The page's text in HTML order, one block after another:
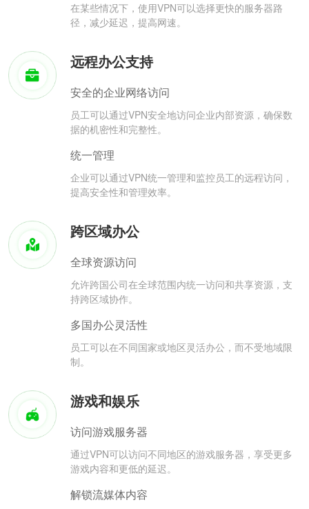
在某些情况下，使用VPN可以选择更快的服务器路
径，减少延迟，提高网速。
远程办公支持
安全的企业网络访问
员工可以通过VPN安全地访问企业内部资源，确保数
据的机密性和完整性。
统一管理
企业可以通过VPN统一管理和监控员工的远程访问，
提高安全性和管理效率。
跨区域办公
全球资源访问
允许跨国公司在全球范围内统一访问和共享资源，支
持跨区域协作。
多国办公灵活性
员工可以在不同国家或地区灵活办公，而不受地域限
制。
游戏和娱乐
访问游戏服务器
通过VPN可以访问不同地区的游戏服务器，享受更多
游戏内容和更低的延迟。
解锁流媒体内容